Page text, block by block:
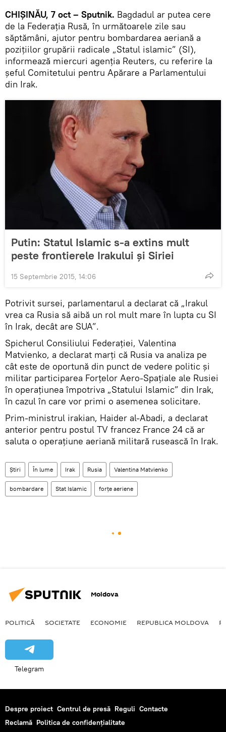
CHIŞINĂU, 7 oct – Sputnik. Bagdadul ar putea cere
de la Federația Rusă, în următoarele zile sau
săptămâni, ajutor pentru bombardarea aeriană a
pozițiilor grupării radicale „Statul islamic” (SI),
informează miercuri agenția Reuters, cu referire la
șeful Comitetului pentru Apărare a Parlamentului
din Irak.
Putin: Statul Islamic s-a extins mult
peste frontierele Irakului și Siriei
15 Septembrie 2015, 14:06
Potrivit sursei, parlamentarul a declarat că „Irakul
vrea ca Rusia să aibă un rol mult mare în lupta cu SI
în Irak, decât are SUA”.
Spicherul Consiliului Federației, Valentina
Matvienko, a declarat marți că Rusia va analiza pe
cât este de oportună din punct de vedere politic și
militar participarea Forțelor Aero-Spațiale ale Rusiei
în operațiunea împotriva „Statului Islamic” din Irak,
în cazul în care vor primi o asemenea solicitare.
Prim-ministrul irakian, Haider al-Abadi, a declarat
anterior pentru postul TV francez France 24 că ar
saluta o operațiune aeriană militară rusească în Irak.
Știri În lume Irak Rusia Valentina Matvienko
bombardare Stat Islamic forţe aeriene
Moldova
POLITICĂ SOCIETATE ECONOMIE REPUBLICA MOLDOVA
Telegram
Despre proiect Centrul de presă Reguli Contacte
Reclamă Politica de confidențialitate